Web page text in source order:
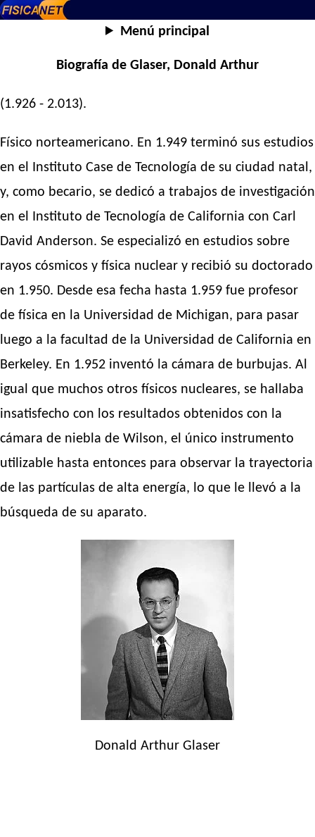
Menú principal
Biografía de Glaser, Donald Arthur
(1.926 - 2.013).
Físico norteamericano. En 1.949 terminó sus estudios
en el Instituto Case de Tecnología de su ciudad natal,
y, como becario, se dedicó a trabajos de investigación
en el Instituto de Tecnología de California con Carl
David Anderson. Se especializó en estudios sobre
rayos cósmicos y física nuclear y recibió su doctorado
en 1.950. Desde esa fecha hasta 1.959 fue profesor
de física en la Universidad de Michigan, para pasar
luego a la facultad de la Universidad de California en
Berkeley. En 1.952 inventó la cámara de burbujas. Al
igual que muchos otros físicos nucleares, se hallaba
insatisfecho con los resultados obtenidos con la
cámara de niebla de Wilson, el único instrumento
utilizable hasta entonces para observar la trayectoria
de las partículas de alta energía, lo que le llevó a la
búsqueda de su aparato.
Donald Arthur Glaser